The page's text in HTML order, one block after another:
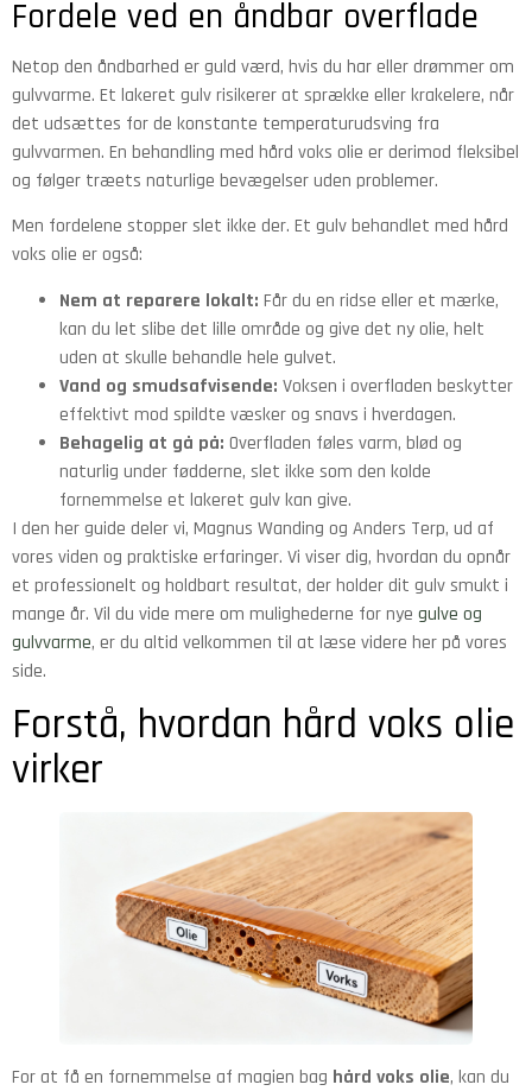
Fordele ved en åndbar overflade
Netop den åndbarhed er guld værd, hvis du har eller drømmer om
gulvvarme. Et lakeret gulv risikerer at sprække eller krakelere, når
det udsættes for de konstante temperaturudsving fra
gulvvarmen. En behandling med hård voks olie er derimod fleksibel
og følger træets naturlige bevægelser uden problemer.
Men fordelene stopper slet ikke der. Et gulv behandlet med hård
voks olie er også:
Nem at reparere lokalt: Får du en ridse eller et mærke,
kan du let slibe det lille område og give det ny olie, helt
uden at skulle behandle hele gulvet.
Vand og smudsafvisende: Voksen i overfladen beskytter
effektivt mod spildte væsker og snavs i hverdagen.
Behagelig at gå på: Overfladen føles varm, blød og
naturlig under fødderne, slet ikke som den kolde
fornemmelse et lakeret gulv kan give.
I den her guide deler vi, Magnus Wanding og Anders Terp, ud af
vores viden og praktiske erfaringer. Vi viser dig, hvordan du opnår
et professionelt og holdbart resultat, der holder dit gulv smukt i
mange år. Vil du vide mere om mulighederne for nye gulve og
gulvvarme, er du altid velkommen til at læse videre her på vores
side.
Forstå, hvordan hård voks olie
virker
For at få en fornemmelse af magien bag hård voks olie, kan du